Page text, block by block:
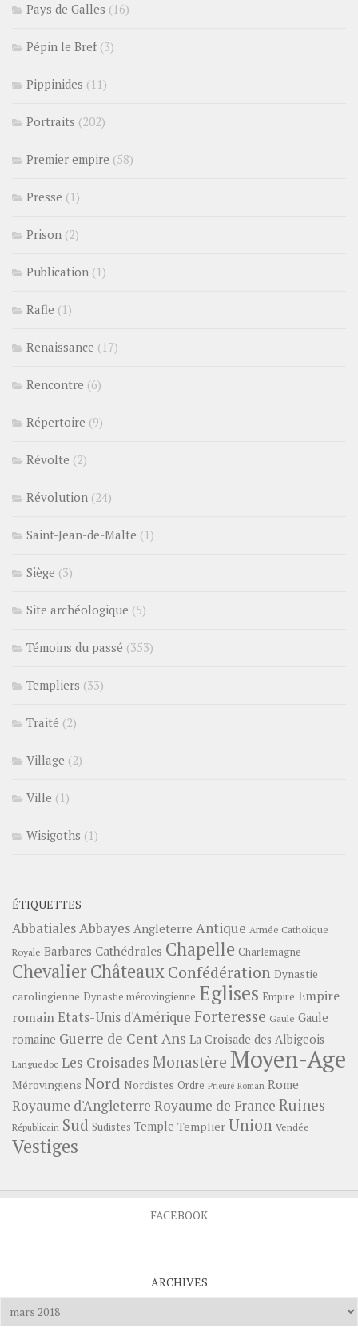
Pays de Galles (16)
Pépin le Bref(3)
Pippinides (11)
Portraits (202)
Premier empire (58)
Presse (1)
Prison (2)
Publication (1)
Rafle (1)
Renaissance (17)
Rencontre (6)
Répertoire (9)
Révolte (2)
Révolution (24)
Saint-Jean-de-Malte (1)
Siège (3)
Site archéologique (5)
Témoins du passé (353)
Templiers (33)
Traité (2)
Village (2)
Ville (1)
Wisigoths (1)
ÉTIQUETTES
AbbatialesAbbayes Angleterre Antique Armée Catholique
Royale Barbares Cathédrales Chapelle Charlemagne
ChevalierChâteauxConfédération Dynastie
carolingienne Dynastie mérovingienne Eglises Empire Empire
romainEtats-Unis d'Amérique Forteresse Gaule Gaule
romaine Guerre de Cent Ans La Croisade des Albigeois
Languedoc Les Croisades Monastère Moyen-Age
Mérovingiens Nord Nordistes Ordre Prieuré Roman Rome
Royaume d'Angleterre Royaume de France Ruines
Républicain Sud Sudistes Temple Templier Union Vendée
Vestiges
FACEBOOK
ARCHIVES
Archives